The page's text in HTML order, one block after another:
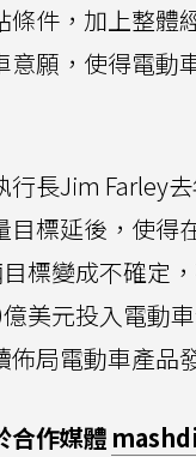
條件，加上整體
意願，使得電動
行長Jim Farley
目標延後，使得
標變成不確定
美元投入電動
局電動車產品
合作媒體